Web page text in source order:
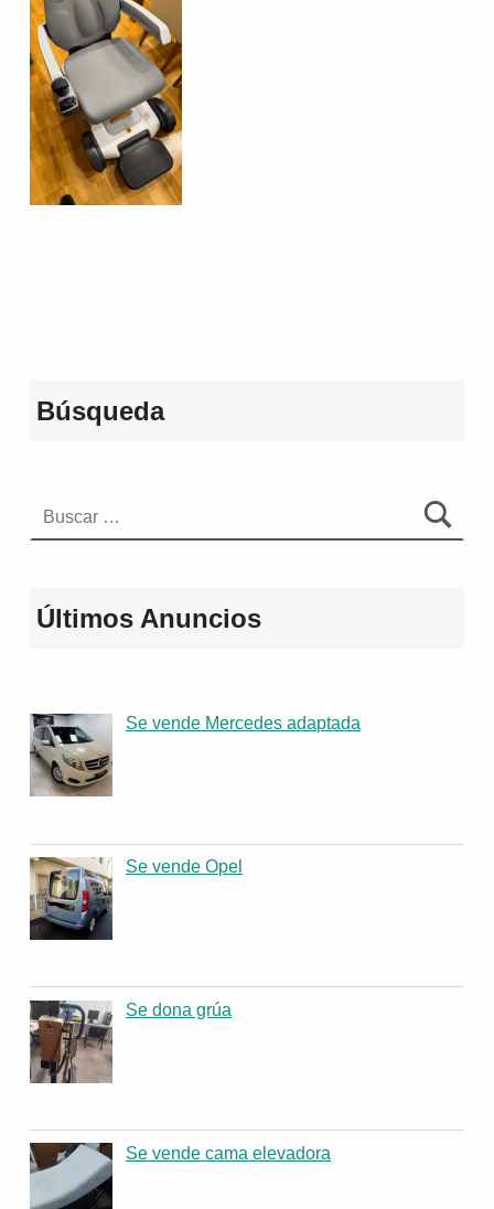
Búsqueda
Últimos Anuncios
Se vende Mercedes adaptada
Se vende Opel
Se dona grúa
Se vende cama elevadora